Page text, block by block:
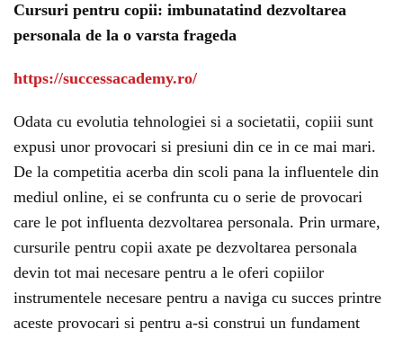
Cursuri pentru copii: imbunatatind dezvoltarea
personala de la o varsta frageda
https://successacademy.ro/
Odata cu evolutia tehnologiei si a societatii, copiii sunt
expusi unor provocari si presiuni din ce in ce mai mari.
De la competitia acerba din scoli pana la influentele din
mediul online, ei se confrunta cu o serie de provocari
care le pot influenta dezvoltarea personala. Prin urmare,
cursurile pentru copii axate pe dezvoltarea personala
devin tot mai necesare pentru a le oferi copiilor
instrumentele necesare pentru a naviga cu succes printre
aceste provocari si pentru a-si construi un fundament